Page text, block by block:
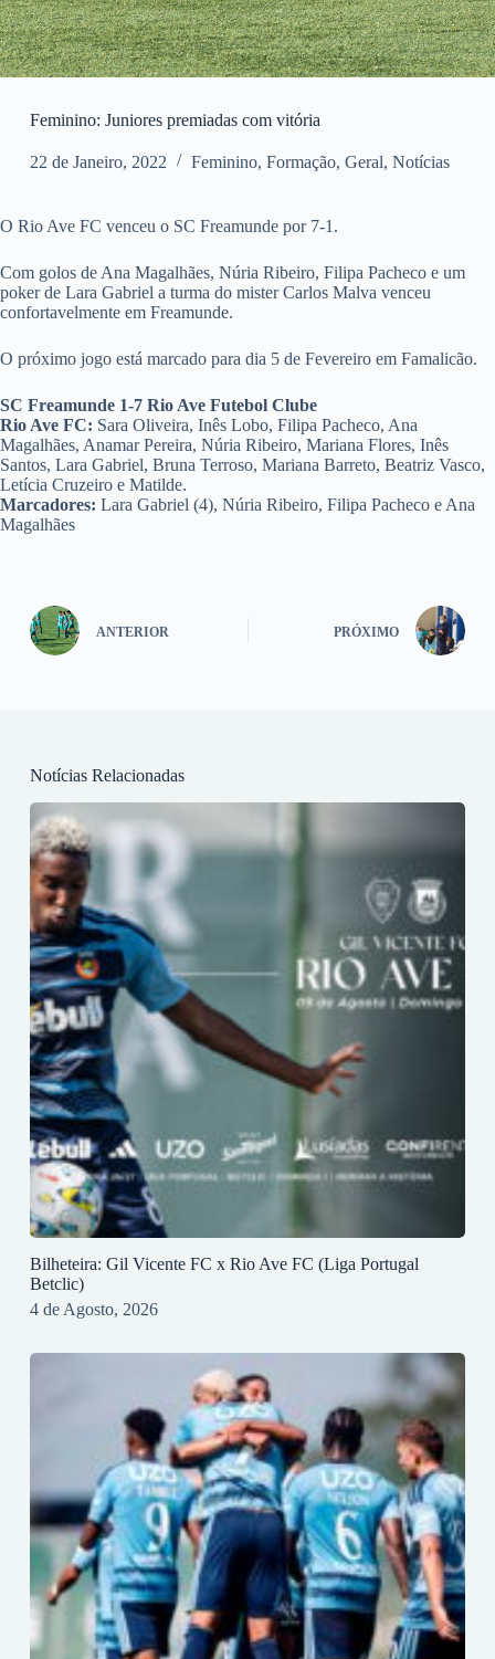
Feminino: Juniores premiadas com vitória
22 de Janeiro, 2022 Feminino, Formação, Geral, Notícias
O Rio Ave FC venceu o SC Freamunde por 7-1.
Com golos de Ana Magalhães, Núria Ribeiro, Filipa Pacheco e um
poker de Lara Gabriel a turma do mister Carlos Malva venceu
confortavelmente em Freamunde.
O próximo jogo está marcado para dia 5 de Fevereiro em Famalicão.
SC Freamunde 1-7 Rio Ave Futebol Clube
Rio Ave FC: Sara Oliveira, Inês Lobo, Filipa Pacheco, Ana
Magalhães, Anamar Pereira, Núria Ribeiro, Mariana Flores, Inês
Santos, Lara Gabriel, Bruna Terroso, Mariana Barreto, Beatriz Vasco,
Letícia Cruzeiro e Matilde.
Marcadores: Lara Gabriel (4), Núria Ribeiro, Filipa Pacheco e Ana
Magalhães
ANTERIOR PRÓXIMO
Notícias Relacionadas
Bilheteira: Gil Vicente FC x Rio Ave FC (Liga Portugal
Betclic)
4 de Agosto, 2026